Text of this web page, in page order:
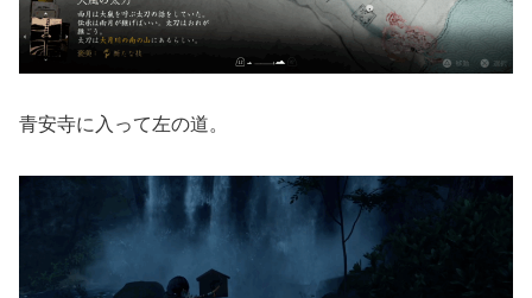
青安寺に入って左の道。